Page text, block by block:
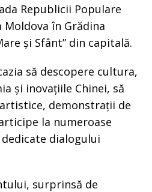
Republicii Populare
Moldova în Grădina
și Sfânt” din capitală.
să descopere cultura,
și inovațiile Chinei, să
demonstrații de
la numeroase
dialogului
surprinsă de